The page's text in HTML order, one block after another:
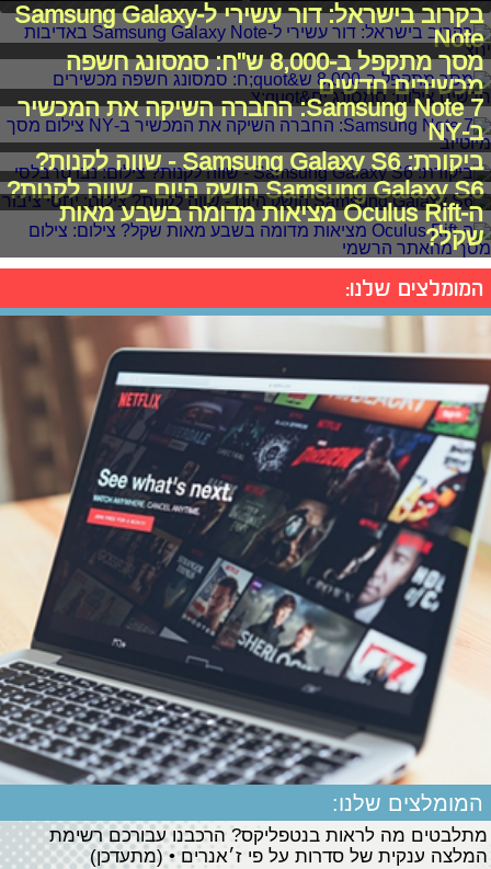
בקרוב בישראל: דור עשירי ל-Samsung Galaxy
Note
מסך מתקפל ב-8,000 ש"ח: סמסונג חשפה
מכשירים חדשים
Samsung Note 7: החברה השיקה את המכשיר
ב-NY
ביקורת: Samsung Galaxy S6 - שווה לקנות?
Samsung Galaxy S6 הושק היום - שווה לקנות?
ה-Oculus Rift מציאות מדומה בשבע מאות
שקל?
המומלצים שלנו:
המומלצים שלנו:
מתלבטים מה לראות בנטפליקס? הרכבנו עבורכם רשימת
המלצה ענקית של סדרות על פי ז׳אנרים • (מתעדכן)